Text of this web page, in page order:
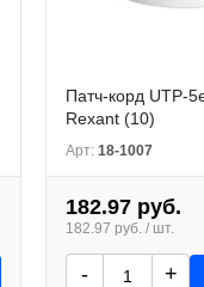
Патч-корд UTP-
Rexant (10)
Арт: 18-1007
182.97 руб.
182.97 руб. / шт.
- +